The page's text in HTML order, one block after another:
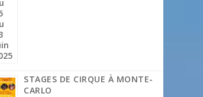
STAGES DE CIRQUE À MONTE-
CARLO